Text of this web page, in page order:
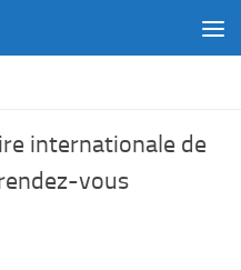
internationale de
vous